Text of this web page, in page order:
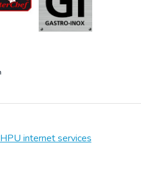
HPU internet services